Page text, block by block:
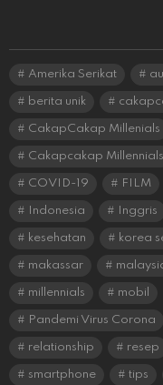
Amerika Serikat
berita unik
CakapCakap Millenials
Cakapcakap Millennials
COVID-19 FILM
Indonesia Inggris
kesehatan korea
makassar
millennials mobil
Pandemi Virus Corona
relationship resep
smartphone tips